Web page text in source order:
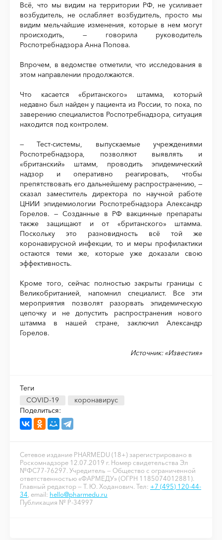
Всё, что мы видим на территории РФ, не усиливает
возбудитель, не ослабляет возбудитель, просто мы
видим мельчайшие изменения, которые в нем могут
происходить, — говорила руководитель
Роспотребнадзора Анна Попова.
Впрочем, в ведомстве отметили, что исследования в
этом направлении продолжаются.
Что касается «британского» штамма, который
недавно был найден у пациента из России, то пока, по
заверению специалистов Роспотребнадзора, ситуация
находится под контролем.
— Тест-системы, выпускаемые учреждениями
Роспотребнадзора, позволяют выявлять и
«британский» штамм, проводить эпидемический
надзор и оперативно реагировать, чтобы
препятствовать его дальнейшему распространению, —
сказал заместитель директора по научной работе
ЦНИИ эпидемиологии Роспотребнадзора Александр
Горелов. — Созданные в РФ вакцинные препараты
также защищают и от «британского» штамма.
Поскольку это разновидность всё той же
коронавирусной инфекции, то и меры профилактики
остаются теми же, которые уже доказали свою
эффективность.
Кроме того, сейчас полностью закрыты границы с
Великобританией, напомнил специалист. Все эти
мероприятия позволят разорвать эпидемическую
цепочку и не допустить распространения нового
штамма в нашей стране, заключил Александр
Горелов.
Источник: «Известия»
Теги
COVID-19
коронавирус
Поделиться:
Сетевое издание PHARMEDU (18+) зарегистрировано в
Роскомнадзоре 12.07.2019 г. Номер свидетельства Эл
№ФС77-76297. Учредитель — Общество с ограниченной
ответственностью «ФАРМЕДУ» (ОГРН 1185074012881).
Главный редактор — Т. Ю. Ходанович. Тел: +7 (495) 120-44-
34 , email: hello@pharmedu.ru
Публикация № P-34997